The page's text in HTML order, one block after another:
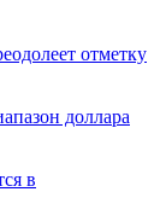
отметку
доллара
в